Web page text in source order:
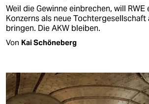
Weil die Gewinne einbrechen, will RWE
Konzerns als neue Tochtergesellschaft
bringen. Die AKW bleiben.
Von Kai Schöneberg